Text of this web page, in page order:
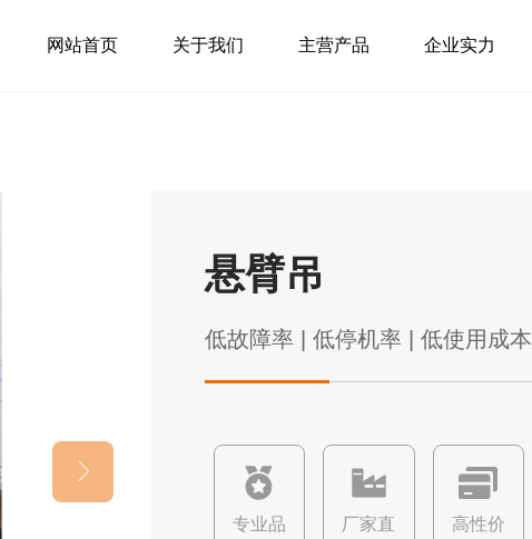
网站首页 关于我们 主营产品 企业实力
悬臂吊
低故障率 | 低停机率 | 低使用成本
专业品
厂家直
高性价